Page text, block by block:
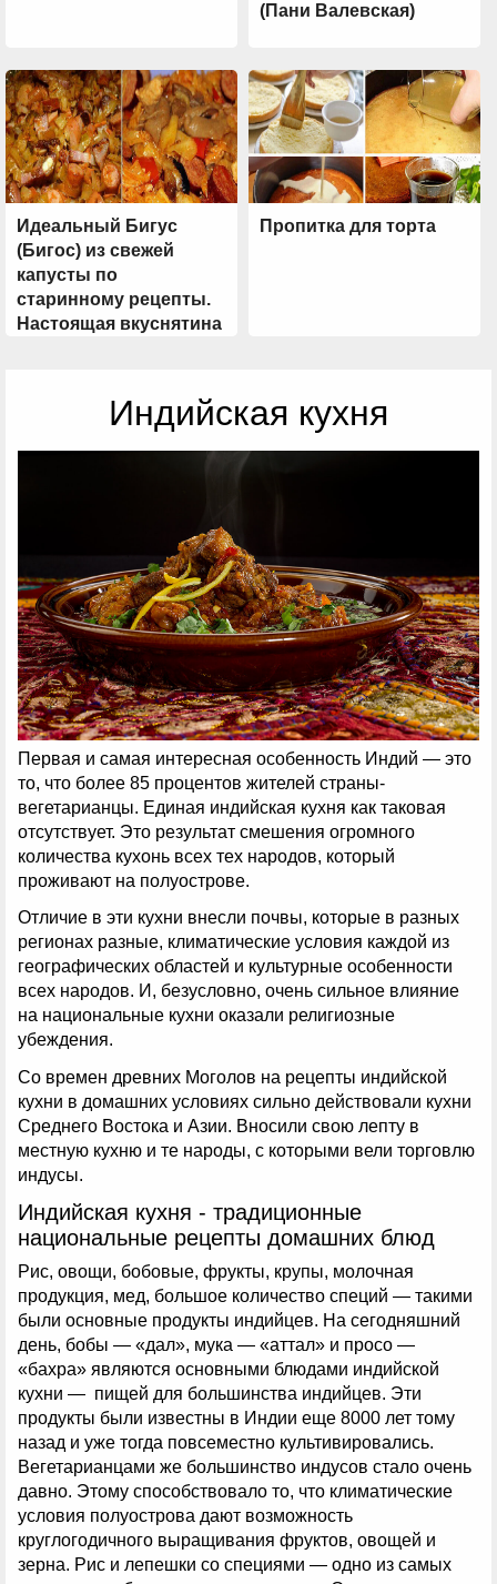
(Пани Валевская)
Идеальный Бигус
(Бигос) из свежей
капусты по
старинному рецепты.
Настоящая вкуснятина
Пропитка для торта
Индийская кухня
Первая и самая интересная особенность Индий — это
то, что более 85 процентов жителей страны-
вегетарианцы. Единая индийская кухня как таковая
отсутствует. Это результат смешения огромного
количества кухонь всех тех народов, который
проживают на полуострове.
Отличие в эти кухни внесли почвы, которые в разных
регионах разные, климатические условия каждой из
географических областей и культурные особенности
всех народов. И, безусловно, очень сильное влияние
на национальные кухни оказали религиозные
убеждения.
Со времен древних Моголов на рецепты индийской
кухни в домашних условиях сильно действовали кухни
Среднего Востока и Азии. Вносили свою лепту в
местную кухню и те народы, с которыми вели торговлю
индусы.
Индийская кухня - традиционные
национальные рецепты домашних блюд
Рис, овощи, бобовые, фрукты, крупы, молочная
продукция, мед, большое количество специй — такими
были основные продукты индийцев. На сегодняшний
день, бобы — «дал», мука — «аттал» и просо —
«бахра» являются основными блюдами индийской
кухни — пищей для большинства индийцев. Эти
продукты были известны в Индии еще 8000 лет тому
назад и уже тогда повсеместно культивировались.
Вегетарианцами же большинство индусов стало очень
давно. Этому способствовало то, что климатические
условия полуострова дают возможность
круглогодичного выращивания фруктов, овощей и
зерна. Рис и лепешки со специями — одно из самых